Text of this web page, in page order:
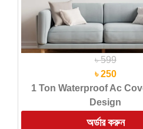
৳ 599
৳ 250
1 Ton Waterproof Ac
Design